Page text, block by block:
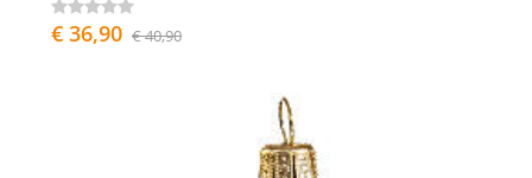
€ 36,90 € 40,90